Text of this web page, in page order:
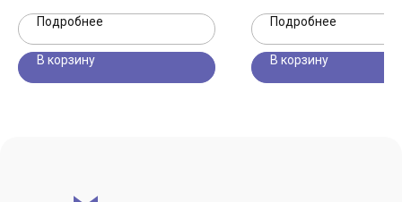
Подробнее
В корзину
Подробнее
В корзину